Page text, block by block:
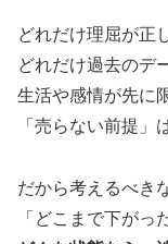
どれだけ理屈が正
どれだけ過去のデ
生活や感情が先に
「売らない前提」
だから考えるべき
「どこまで下がっ